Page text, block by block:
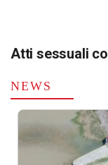
Atti sessuali
NEWS